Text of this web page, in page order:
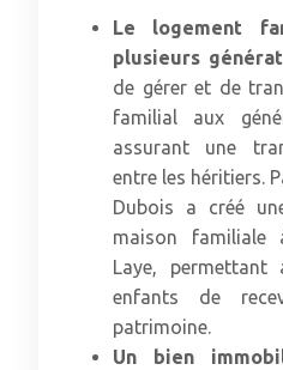
Le logement
plusieurs
de gérer et de
familial aux
assurant une
entre les héritiers.
Dubois a créé
maison familiale
Laye,
enfants de
patrimoine.
Un bien